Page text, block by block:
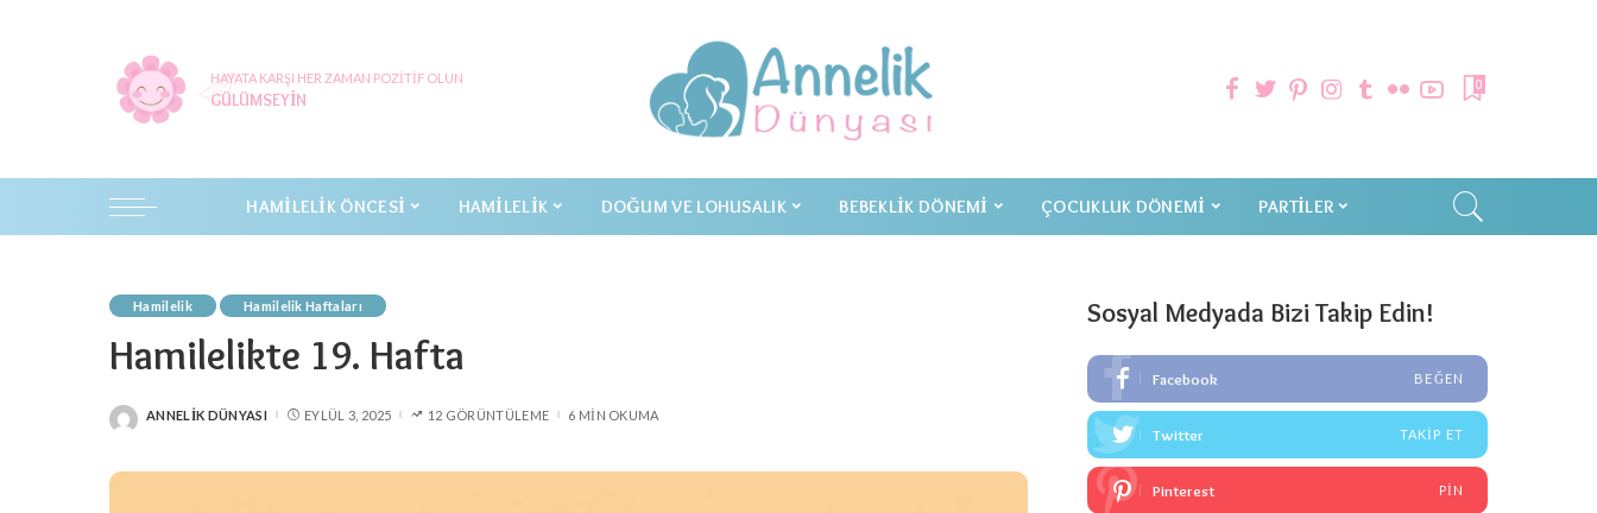
HAYATA KARŞI HER ZAMAN POZITIF OLUN
GÜLÜMSEYIN
0
HAMILELIK ÖNCESI HAMILELIK DOĞUM VE LOHUSALIK BEBEKLIK DÖNEMI ÇOCUKLUK DÖNEMI PARTILER
Hamilelik Hamilelik Haftaları
Hamilelikte 19. Hafta
POSTED
ANNELIK DÜNYASI EYLÜL 3, 2025 12 GÖRÜNTÜLEME 6 MIN OKUMA
Sosyal Medyada Bizi Takip Edin!
Facebook BEĞEN
Twitter TAKIP ET
Pinterest PIN